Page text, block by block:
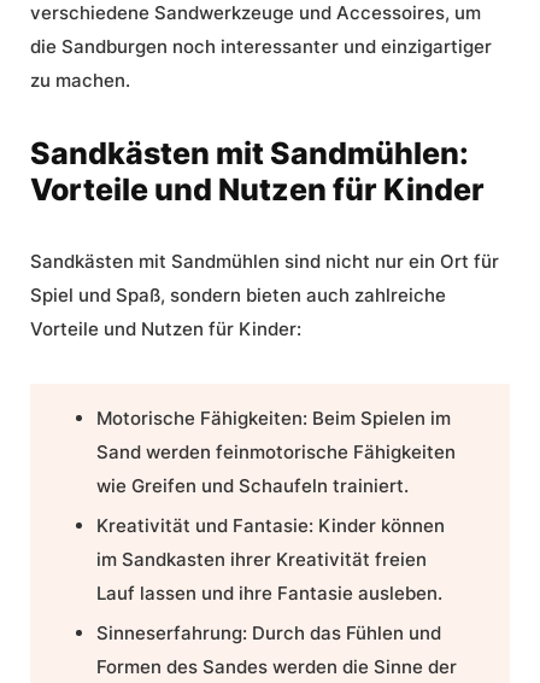
verschiedene Sandwerkzeuge und Accessoires, um
die Sandburgen noch interessanter und einzigartiger
zu machen.
Sandkästen mit Sandmühlen:
Vorteile und Nutzen für Kinder
Sandkästen mit Sandmühlen sind nicht nur ein Ort für
Spiel und Spaß, sondern bieten auch zahlreiche
Vorteile und Nutzen für Kinder:
Motorische Fähigkeiten: Beim Spielen im
Sand werden feinmotorische Fähigkeiten
wie Greifen und Schaufeln trainiert.
Kreativität und Fantasie: Kinder können
im Sandkasten ihrer Kreativität freien
Lauf lassen und ihre Fantasie ausleben.
Sinneserfahrung: Durch das Fühlen und
Formen des Sandes werden die Sinne der